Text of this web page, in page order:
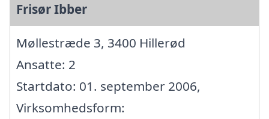
Frisør Ibber
Møllestræde 3, 3400 Hillerød
Ansatte: 2
Startdato: 01. september 2006,
Virksomhedsform: